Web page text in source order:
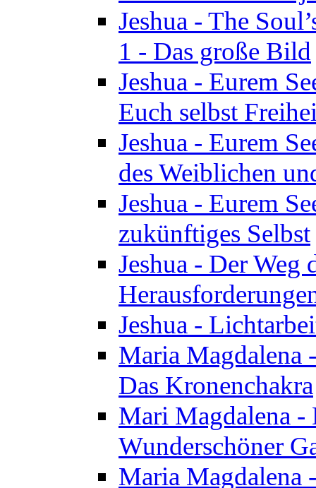
Jeshua - The
1 - Das große Bild
Jeshua - Eurem
Euch selbst
Jeshua - Eurem
des Weiblichen
Jeshua - Eurem
zukünftiges Selbst
Jeshua - Der Weg
Jeshua -
Maria Magdalena
Das Kronenchakra
Mari Magdalena -
Wunderschöner
Maria Magdalena